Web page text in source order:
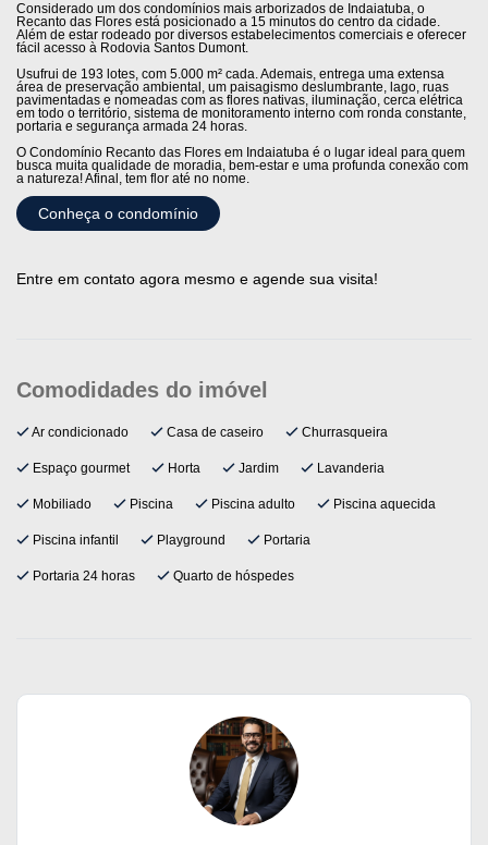
Considerado um dos condomínios mais arborizados de Indaiatuba, o
Recanto das Flores está posicionado a 15 minutos do centro da cidade.
Além de estar rodeado por diversos estabelecimentos comerciais e oferecer
fácil acesso à Rodovia Santos Dumont.
Usufrui de 193 lotes, com 5.000 m² cada. Ademais, entrega uma extensa
área de preservação ambiental, um paisagismo deslumbrante, lago, ruas
pavimentadas e nomeadas com as flores nativas, iluminação, cerca elétrica
em todo o território, sistema de monitoramento interno com ronda constante,
portaria e segurança armada 24 horas.
O Condomínio Recanto das Flores em Indaiatuba é o lugar ideal para quem
busca muita qualidade de moradia, bem-estar e uma profunda conexão com
a natureza! Afinal, tem flor até no nome.
Conheça o condomínio
Entre em contato agora mesmo e agende sua visita!
Ar condicionado Casa de caseiro Churrasqueira
Espaço gourmet Horta Jardim Lavanderia
Mobiliado Piscina Piscina adulto Piscina aquecida
Piscina infantil Playground Portaria
Portaria 24 horas Quarto de hóspedes